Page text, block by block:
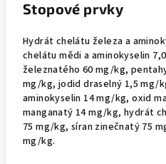
Stopové prvky
Hydrát chelátu železa a
chelátu mědi a aminokyselin
železnatého 60 mg/kg,
mg/kg, jodid draselný 1,5 mg/
aminokyselin 14 mg/kg, oxid
manganatý 14 mg/kg, hydrát
75 mg/kg, síran zinečnatý 75
mg/kg.